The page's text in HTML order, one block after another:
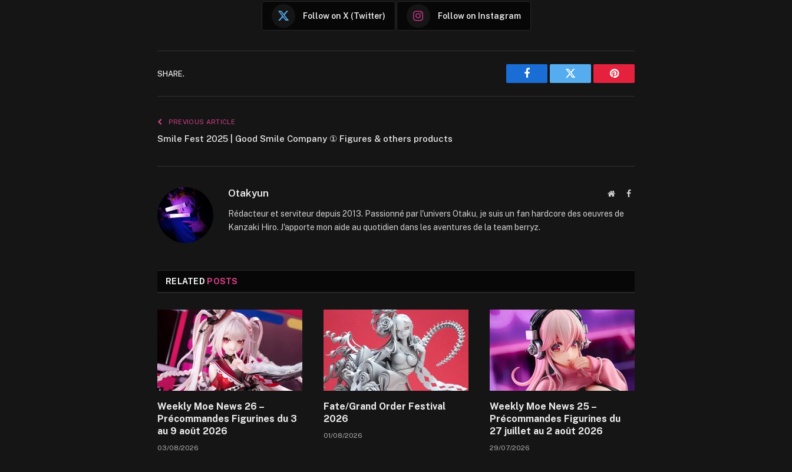
Follow on X (Twitter) Follow on Instagram
SHARE.
Facebook Twitter Pinterest
PREVIOUS ARTICLE
Smile Fest 2025 | Good Smile Company ① Figures & others products
Otakyun WebsiteFacebook
Rédacteur et serviteur depuis 2013. Passionné par l'univers Otaku, je suis un fan hardcore des oeuvres de
Kanzaki Hiro. J'apporte mon aide au quotidien dans les aventures de la team berryz.
RELATED POSTS
Weekly Moe News 26 –
Précommandes Figurines du 3
au 9 août 2026
03/08/2026
Fate/Grand Order Festival
2026
01/08/2026
Weekly Moe News 25 –
Précommandes Figurines du
27 juillet au 2 août 2026
29/07/2026